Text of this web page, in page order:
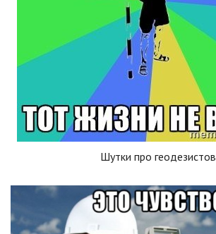
Шутки про геодезистов